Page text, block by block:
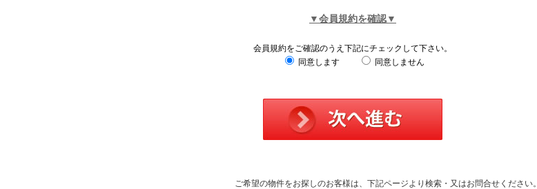
▼会員規約を確認▼
会員規約をご確認のうえ下記にチェックして下さい。
同意します
同意しません
ご希望の物件をお探しのお客様は、下記ページより検索・又はお問合せください。